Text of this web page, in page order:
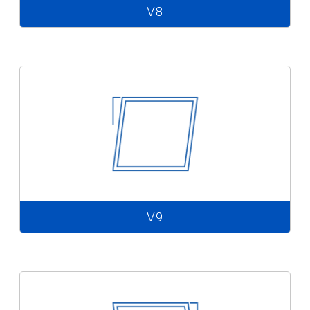
V8
V9